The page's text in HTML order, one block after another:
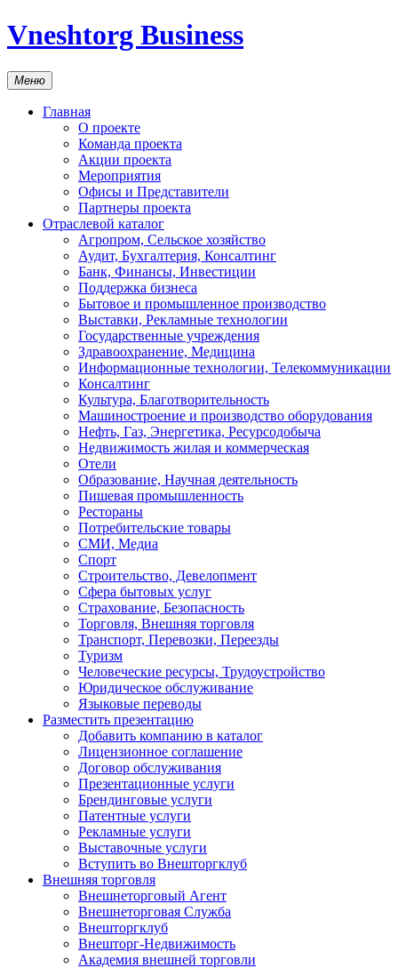
Vneshtorg Business
Меню
Главная
О проекте
Команда проекта
Акции проекта
Мероприятия
Офисы и Представители
Партнеры проекта
Отраслевой каталог
Агропром, Сельское хозяйство
Аудит, Бухгалтерия, Консалтинг
Банк, Финансы, Инвестиции
Поддержка бизнеса
Бытовое и промышленное производство
Выставки, Рекламные технологии
Государственные учреждения
Здравоохранение, Медицина
Информационные технологии, Телекоммуникации
Консалтинг
Культура, Благотворительность
Машиностроение и производство оборудования
Нефть, Газ, Энергетика, Ресурсодобыча
Недвижимость жилая и коммерческая
Отели
Образование, Научная деятельность
Пишевая промышленность
Рестораны
Потребительские товары
СМИ, Медиа
Спорт
Строительство, Девелопмент
Сфера бытовых услуг
Страхование, Безопасность
Торговля, Внешняя торговля
Транспорт, Перевозки, Переезды
Туризм
Человеческие ресурсы, Трудоустройство
Юридическое обслуживание
Языковые переводы
Разместить презентацию
Добавить компанию в каталог
Лицензионное соглашение
Договор обслуживания
Презентационные услуги
Брендинговые услуги
Патентные услуги
Рекламные услуги
Выставочные услуги
Вступить во Внешторгклуб
Внешняя торговля
Внешнеторговый Агент
Внешнеторговая Служба
Внешторгклуб
Внешторг-Недвижимость
Академия внешней торговли